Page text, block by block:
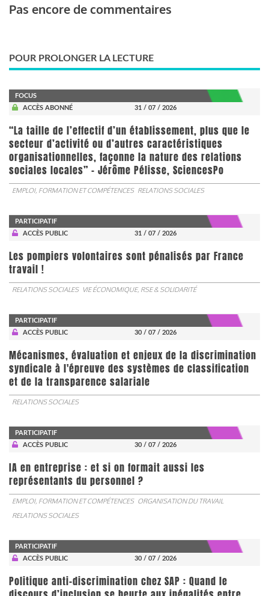
Pas encore de commentaires
POUR PROLONGER LA LECTURE
FOCUS
ACCÈS ABONNÉ
31 / 07 / 2026
“La taille de l’effectif d’un établissement, plus que le
secteur d’activité ou d’autres caractéristiques
organisationnelles, façonne la nature des relations
sociales locales” - Jérôme Pélisse, SciencesPo
EMPLOI, FORMATION ET COMPÉTENCES RELATIONS SOCIALES
PARTICIPATIF
ACCÈS PUBLIC
31 / 07 / 2026
Les pompiers volontaires sont pénalisés par France
travail !
RELATIONS SOCIALES VIE ÉCONOMIQUE, RSE & SOLIDARITÉ
PARTICIPATIF
ACCÈS PUBLIC
30 / 07 / 2026
Mécanismes, évaluation et enjeux de la discrimination
syndicale à l'épreuve des systèmes de classification
et de la transparence salariale
RELATIONS SOCIALES
PARTICIPATIF
ACCÈS PUBLIC
30 / 07 / 2026
IA en entreprise : et si on formait aussi les
représentants du personnel ?
EMPLOI, FORMATION ET COMPÉTENCES ORGANISATION DU TRAVAIL
RELATIONS SOCIALES
PARTICIPATIF
ACCÈS PUBLIC
30 / 07 / 2026
Politique anti-discrimination chez SAP : Quand le